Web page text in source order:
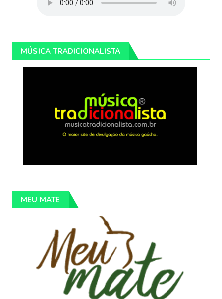
MÚSICA TRADICIONALISTA
MEU MATE